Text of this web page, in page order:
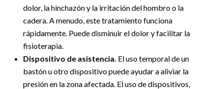
dolor, la hinchazón y la irritación del hombro o la
cadera. A menudo, este tratamiento funciona
rápidamente. Puede disminuir el dolor y facilitar la
fisioterapia.
Dispositivo de asistencia. El uso temporal de un
bastón u otro dispositivo puede ayudar a aliviar la
presión en la zona afectada. El uso de dispositivos,